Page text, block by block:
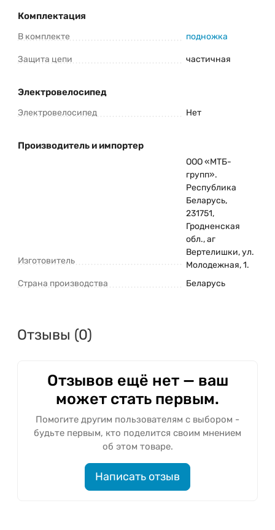
Комплектация
В комплекте подножка
Защита цепи частичная
Электровелосипед
Электровелосипед Нет
Производитель и импортер
Изготовитель
ООО «МТБ-
групп».
Республика
Беларусь,
231751,
Гродненская
обл., аг
Вертелишки, ул.
Молодежная, 1.
Страна производства
Беларусь
Отзывы (0)
Отзывов ещё нет — ваш
может стать первым.
Помогите другим пользователям с выбором -
будьте первым, кто поделится своим мнением
об этом товаре.
Написать отзыв